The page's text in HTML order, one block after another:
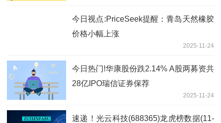
今日视点:PriceSeek提醒：青岛天然橡胶
价格小幅上涨
2025-11-24
今日热门!华康股份跌2.14% A股两募资共
28亿IPO瑞信证券保荐
2025-11-24
速递！光云科技(688365)龙虎榜数据(11-